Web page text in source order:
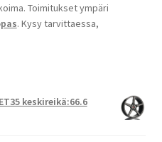
Toimitukset ympäri
. Kysy tarvittaessa,
keskireikä:66.6